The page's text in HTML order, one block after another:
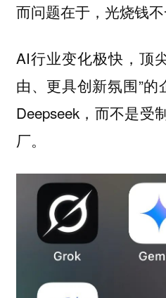
而问题在于，光烧钱不
AI行业变化极快，顶
由、更具创新氛围”的
Deepseek，而不是受
厂。